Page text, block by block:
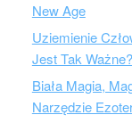
New Age
Uziemienie
Jest Tak Ważne?
Biała Magia,
Narzędzie